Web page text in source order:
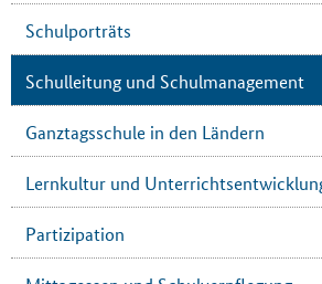
Schulporträts
Schulleitung und Schulmanagement
Ganztagsschule in den Ländern
Lernkultur und
Partizipation